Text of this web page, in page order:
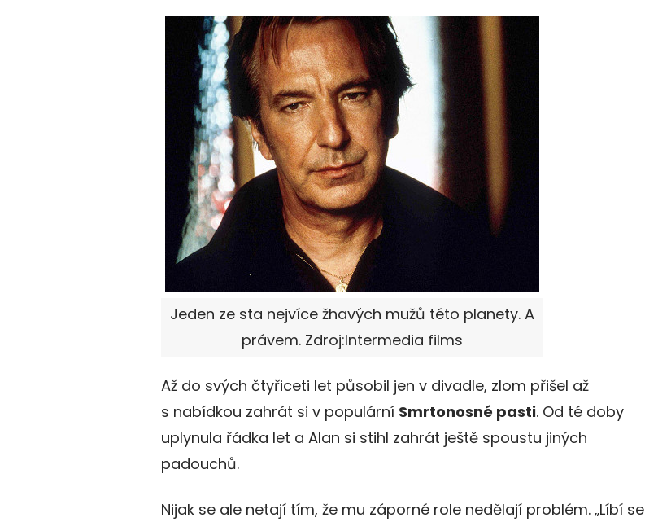
Jeden ze sta nejvíce žhavých mužů této planety. A
právem. Zdroj:Intermedia films
Až do svých čtyřiceti let působil jen v divadle, zlom přišel až
s nabídkou zahrát si v populární Smrtonosné pasti. Od té doby
uplynula řádka let a Alan si stihl zahrát ještě spoustu jiných
padouchů.
Nijak se ale netají tím, že mu záporné role nedělají problém. „Líbí se